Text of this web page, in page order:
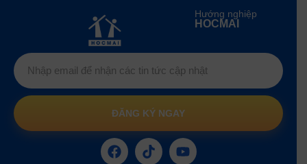
Hướng nghiệp
HOCMAI
ĐĂNG KÝ NGAY